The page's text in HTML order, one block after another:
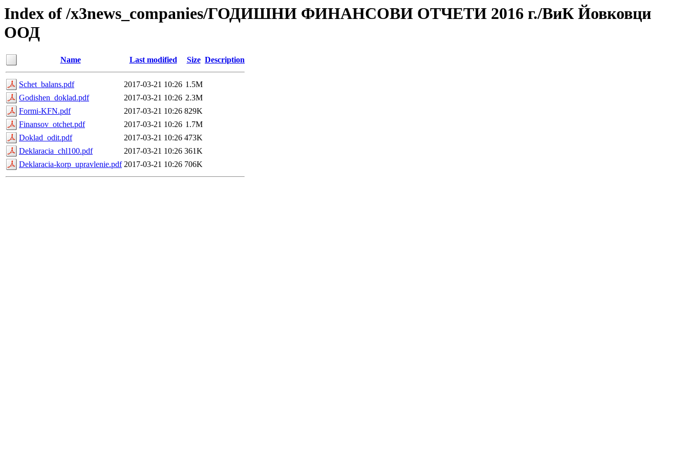
Index of /x3news_companies/ГОДИШНИ ФИНАНСОВИ ОТЧЕТИ 2016 г./ВиК Йовковци
ООД
Name Last modified Size Description
Schet_balans.pdf 2017-03-21 10:26 1.5M
Godishen_doklad.pdf
2017-03-21 10:26 2.3M
Formi-KFN.pdf
2017-03-21 10:26 829K
Finansov_otchet.pdf
2017-03-21 10:26 1.7M
Doklad_odit.pdf
2017-03-21 10:26 473K
Deklaracia_chl100.pdf
2017-03-21 10:26 361K
Deklaracia-korp_upravlenie.pdf 2017-03-21 10:26 706K